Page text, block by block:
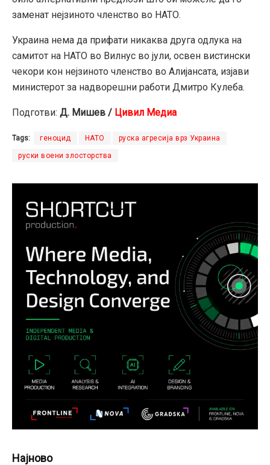
заменат нејзиното членство во НАТО.
Украина нема да прифати никаква друга одлука на
самитот на НАТО во Вилнус во јули, освен вистински
чекори кон нејзиното членство во Алијансата, изјави
министерот за надворешни работи Дмитро Кулеба.
Подготви: Д. Мишев / Цивил Медиа
Tags: геноцид НАТО руска агресија врз Украина
руски воени злосторства
Најново